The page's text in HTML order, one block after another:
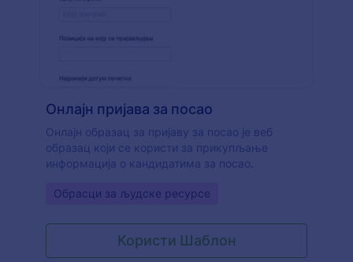
Онлајн пријава за посао
Онлајн образац за пријаву за посао је веб
образац који се користи за прикупљање
информација о кандидатима за посао.
Go to Category:
Обрасци за људске ресурсе
Користи Шаблон